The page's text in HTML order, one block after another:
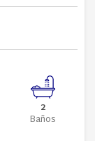
2
Baños